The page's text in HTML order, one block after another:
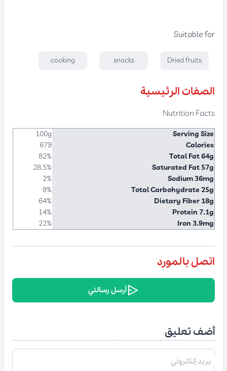
Suitable for
Dried fruits
snacks
cooking
الصفات الرئيسية
Nutrition Facts
Serving Size
100g
Calories
679
Total Fat 64g
82%
Saturated Fat 57g
28.5%
Sodium 36mg
2%
Total Carbohydrate 25g
9%
Dietary Fiber 18g
64%
Protein 7.1g
14%
Iron 3.9mg
22%
اتصل بالمورد
أرسل رسالتي
أضف تعليق
بريد إلكتروني